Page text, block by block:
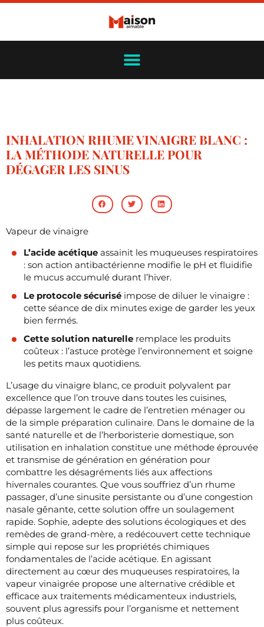
INHALATION RHUME VINAIGRE BLANC :
LA MÉTHODE NATURELLE POUR
DÉGAGER LES SINUS
Vapeur de vinaigre
L’acide acétique assainit les muqueuses respiratoires
: son action antibactérienne modifie le pH et fluidifie
le mucus accumulé durant l’hiver.
Le protocole sécurisé impose de diluer le vinaigre :
cette séance de dix minutes exige de garder les yeux
bien fermés.
Cette solution naturelle remplace les produits
coûteux : l’astuce protège l’environnement et soigne
les petits maux quotidiens.
L’usage du vinaigre blanc, ce produit polyvalent par
excellence que l’on trouve dans toutes les cuisines,
dépasse largement le cadre de l’entretien ménager ou
de la simple préparation culinaire. Dans le domaine de la
santé naturelle et de l’herboristerie domestique, son
utilisation en inhalation constitue une méthode éprouvée
et transmise de génération en génération pour
combattre les désagréments liés aux affections
hivernales courantes. Que vous souffriez d’un rhume
passager, d’une sinusite persistante ou d’une congestion
nasale gênante, cette solution offre un soulagement
rapide. Sophie, adepte des solutions écologiques et des
remèdes de grand-mère, a redécouvert cette technique
simple qui repose sur les propriétés chimiques
fondamentales de l’acide acétique. En agissant
directement au cœur des muqueuses respiratoires, la
vapeur vinaigrée propose une alternative crédible et
efficace aux traitements médicamenteux industriels,
souvent plus agressifs pour l’organisme et nettement
plus coûteux.